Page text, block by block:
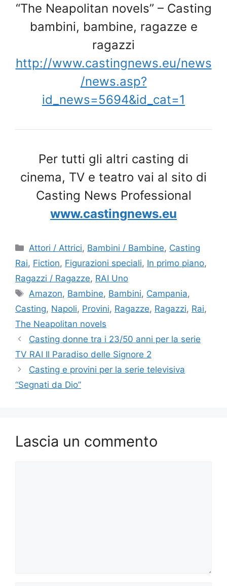
“The Neapolitan novels” – Casting
bambini, bambine, ragazze e
ragazzi
http://www.castingnews.eu/news
/news.asp?
id_news=5694&id_cat=1
Per tutti gli altri casting di
cinema, TV e teatro vai al sito di
Casting News Professional
www.castingnews.eu
Categorie
Attori / Attrici, Bambini / Bambine, Casting
Rai, Fiction, Figurazioni speciali, In primo piano,
Ragazzi / Ragazze, RAI Uno
Tag
Amazon, Bambine, Bambini, Campania,
Casting, Napoli, Provini, Ragazze, Ragazzi, Rai,
The Neapolitan novels
Casting donne tra i 23/50 anni per la serie
TV RAI Il Paradiso delle Signore 2
Casting e provini per la serie televisiva
“Segnati da Dio”
Lascia un commento